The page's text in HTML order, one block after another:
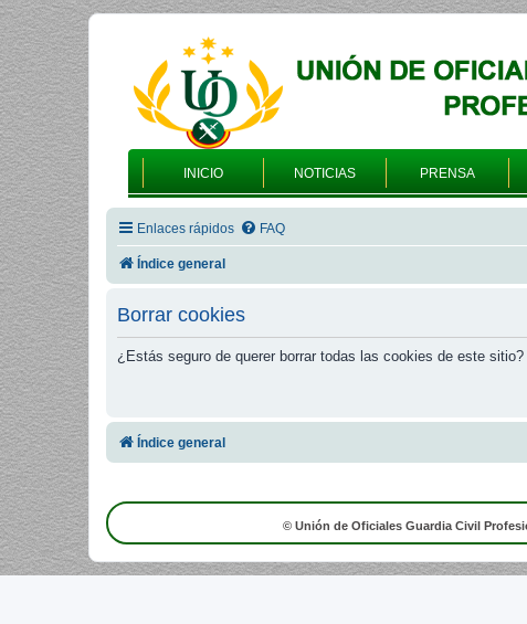
INICIO NOTICIAS PRENSA
Enlaces rápidos FAQ
Índice general
Borrar cookies
¿Estás seguro de querer borrar todas las cookies de este sitio?
Índice general
© Unión de Oficiales Guardia Civil